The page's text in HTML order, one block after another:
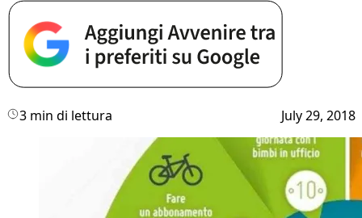
3 min di lettura July 29, 2018